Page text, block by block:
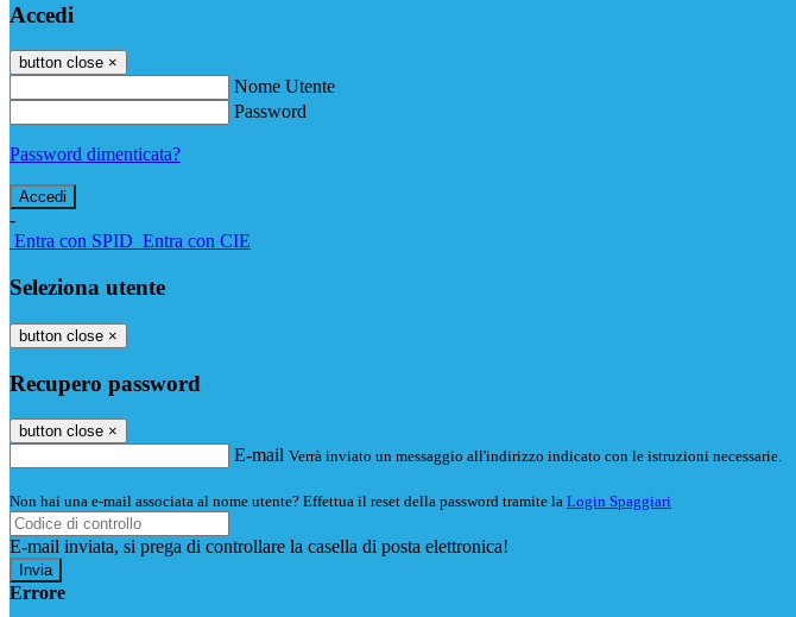
Accedi
button close ×
Nome Utente
Password
Password dimenticata?
-
Entra con SPID Entra con CIE
Seleziona utente
button close ×
Recupero password
button close ×
E-mail Verrà inviato un messaggio all'indirizzo indicato con le istruzioni necessarie.
Non hai una e-mail associata al nome utente? Effettua il reset della password tramite la Login Spaggiari
E-mail inviata, si prega di controllare la casella di posta elettronica!
Errore